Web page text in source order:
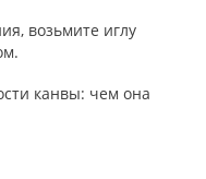
возьмите иглу
канвы: чем она